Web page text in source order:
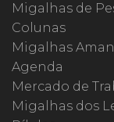
Migalhas de
Colunas
Migalhas
Agenda
Mercado de
Migalhas dos